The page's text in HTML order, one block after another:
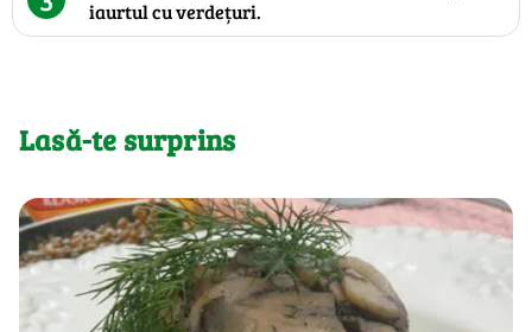
iaurtul cu verdețuri.
Lasă-te surprins